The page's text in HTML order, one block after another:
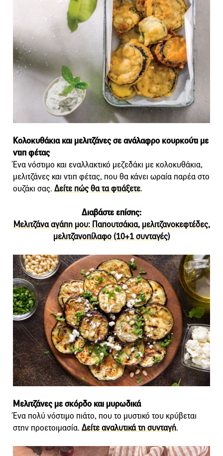
Kολοκυθάκια και μελιτζάνες σε ανάλαφρο κουρκούτι με
ντιπ φέτας
Ένα νόστιμο και εναλλακτικό μεζεδάκι με κολοκυθάκια,
μελιτζάνες και ντιπ φέτας, που θα κάνει ωραία παρέα στο
ουζάκι σας. Δείτε πώς θα τα φτιάξετε.
Διαβάστε επίσης:
Μελιτζάνα αγάπη μου: Παπουτσάκια, μελιτζανοκεφτέδες,
μελιτζανοπίλαφο (10+1 συνταγές)
Μελιτζάνες με σκόρδο και μυρωδικά
Ένα πολύ νόστιμο πιάτο, που το μυστικό του κρύβεται
στην προετοιμασία. Δείτε αναλυτικά τη συνταγή.